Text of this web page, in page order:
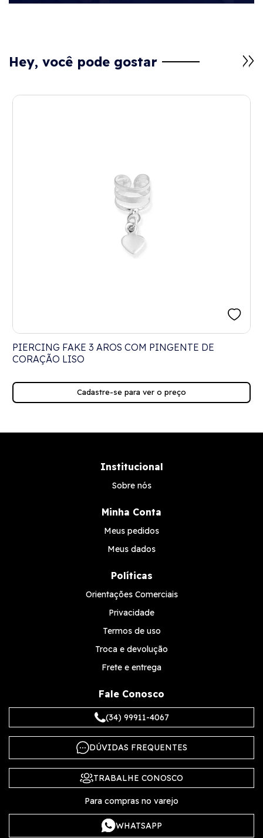
Hey, você pode gostar
PIERCING FAKE 3 AROS COM PINGENTE DE
CORAÇÃO LISO
Cadastre-se para ver o preço
Institucional
Sobre nós
Minha Conta
Meus pedidos
Meus dados
Políticas
Orientações Comerciais
Privacidade
Termos de uso
Troca e devolução
Frete e entrega
Fale Conosco
(34) 99911-4067
DÚVIDAS FREQUENTES
TRABALHE CONOSCO
Para compras no varejo
WHATSAPP